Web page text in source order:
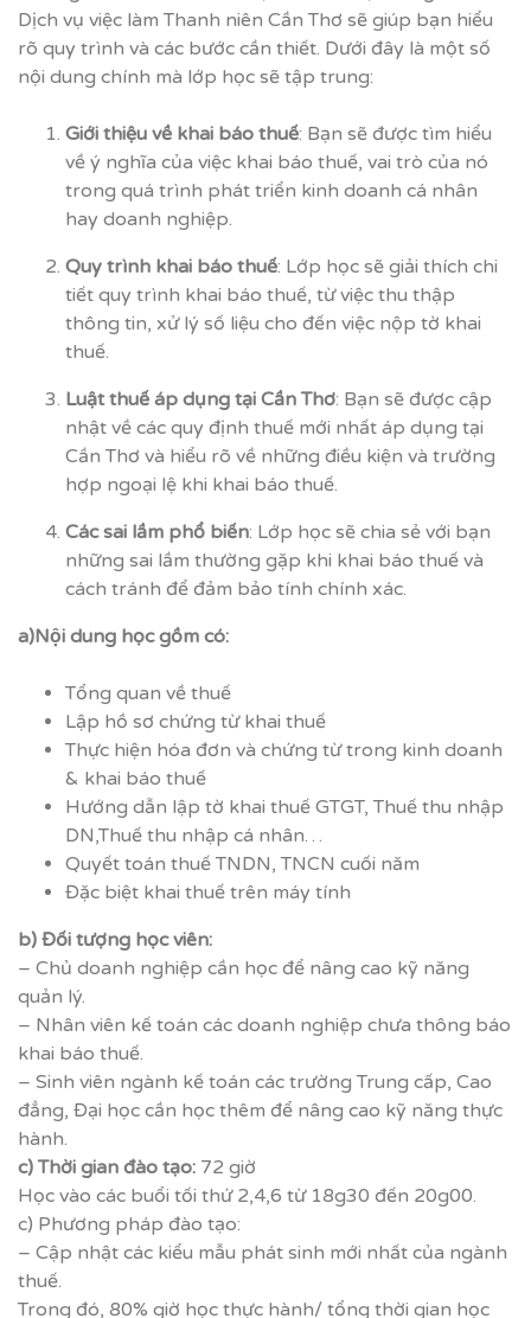
Dịch vụ việc làm Thanh niên Cần Thơ sẽ giúp bạn hiểu
rõ quy trình và các bước cần thiết. Dưới đây là một số
nội dung chính mà lớp học sẽ tập trung:
Giới thiệu về khai báo thuế: Bạn sẽ được tìm hiểu
về ý nghĩa của việc khai báo thuế, vai trò của nó
trong quá trình phát triển kinh doanh cá nhân
hay doanh nghiệp.
Quy trình khai báo thuế: Lớp học sẽ giải thích chi
tiết quy trình khai báo thuế, từ việc thu thập
thông tin, xử lý số liệu cho đến việc nộp tờ khai
thuế.
Luật thuế áp dụng tại Cần Thơ: Bạn sẽ được cập
nhật về các quy định thuế mới nhất áp dụng tại
Cần Thơ và hiểu rõ về những điều kiện và trường
hợp ngoại lệ khi khai báo thuế.
Các sai lầm phổ biến: Lớp học sẽ chia sẻ với bạn
những sai lầm thường gặp khi khai báo thuế và
cách tránh để đảm bảo tính chính xác.
a)Nội dung học gồm có:
Tổng quan về thuế
Lập hồ sơ chứng từ khai thuế
Thực hiện hóa đơn và chứng từ trong kinh doanh
& khai báo thuế
Hướng dẫn lập tờ khai thuế GTGT, Thuế thu nhập
DN,Thuế thu nhập cá nhân…
Quyết toán thuế TNDN, TNCN cuối năm
Đặc biệt khai thuế trên máy tính
b) Đối tượng học viên:
– Chủ doanh nghiệp cần học để nâng cao kỹ năng
quản lý.
– Nhân viên kế toán các doanh nghiệp chưa thông báo
khai báo thuế.
– Sinh viên ngành kế toán các trường Trung cấp, Cao
đẳng, Đại học cần học thêm để nâng cao kỹ năng thực
hành.
c) Thời gian đào tạo: 72 giờ
Học vào các buổi tối thứ 2,4,6 từ 18g30 đến 20g00.
c) Phương pháp đào tạo:
– Cập nhật các kiểu mẫu phát sinh mới nhất của ngành
thuế.
Trong đó, 80% giờ học thực hành/ tổng thời gian học